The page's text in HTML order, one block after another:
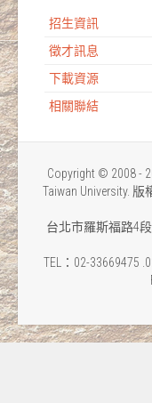
招生資訊
徵才訊息
下載資源
相關聯結
Copyright © 2008 -
Taiwan University.
台北市羅斯福路4段
TEL：02-33669475